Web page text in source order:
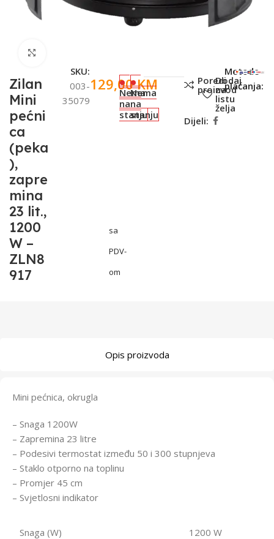
Zilan
Mini
pećni
ca
(peka
),
zapre
mina
23 lit.,
1200
W –
ZLN8
917
SKU:
003-
35079
129,00KM
sa
PDV-
om
Nema
na
stanju
Nema
na
stanju
Poredi
proizvod
Dodaj
na
listu
želja
Dijeli:
Metode
plaćanja:
Opis proizvoda
Mini pećnica, okrugla
– Snaga 1200W
– Zapremina 23 litre
– Podesivi termostat između 50 i 300 stupnjeva
– Staklo otporno na toplinu
– Promjer 45 cm
– Svjetlosni indikator
Snaga (W) 1200 W